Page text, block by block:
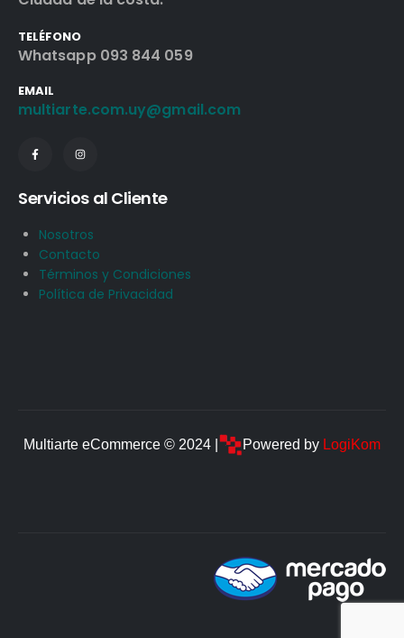
TELÉFONO
Whatsapp 093 844 059
EMAIL
multiarte.com.uy@gmail.com
Servicios al Cliente
Nosotros
Contacto
Términos y Condiciones
Política de Privacidad
Multiarte eCommerce © 2024 | Powered by LogiKom